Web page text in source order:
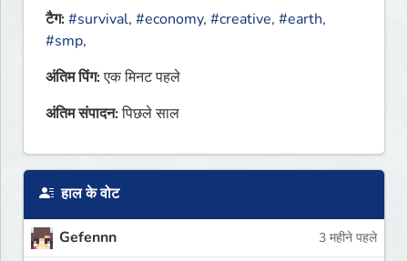
टैग:#survival, #economy, #creative, #earth,
#smp,
अंतिम पिंग:एक मिनट पहले
अंतिम संपादन:पिछले साल
हाल के वोट
Gefennn 3 महीने पहले